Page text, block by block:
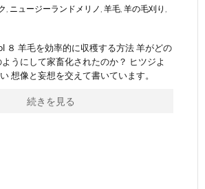
ニュージーランドメリノ 羊毛 羊の毛刈り
８ 羊毛を効率的に収穫する方法 羊がどの
うにして家畜化されたのか？ ヒツジよ
想像と妄想を交えて書いています。
続きを見る